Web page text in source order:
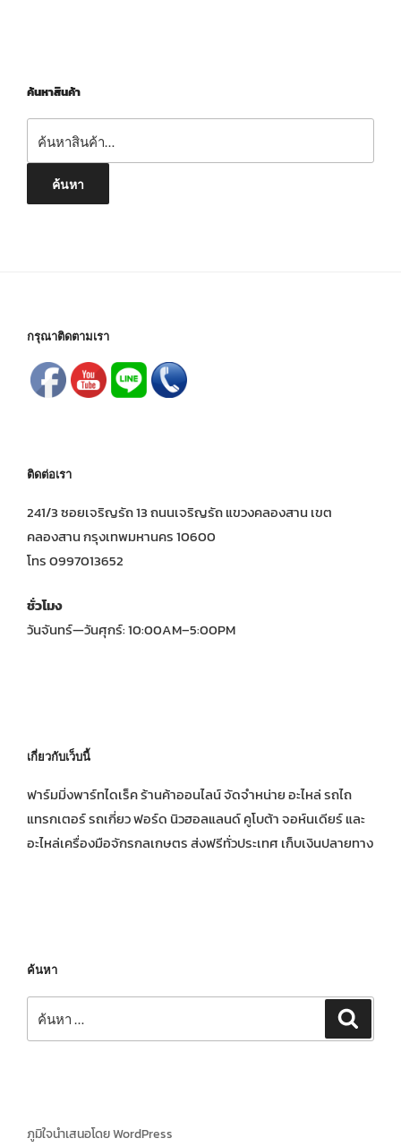
ค้นหาสินค้า
ค้นหา
กรุณาติดตามเรา
ติดต่อเรา
241/3 ซอยเจริญรัถ 13 ถนนเจริญรัถ แขวงคลองสาน เขต
คลองสาน กรุงเทพมหานคร 10600
โทร 0997013652
ชั่วโมง
วันจันทร์—วันศุกร์: 10:00AM–5:00PM
เกี่ยวกับเว็บนี้
ฟาร์มมิ่งพาร์ทไดเร็ค ร้านค้าออนไลน์ จัดจำหน่าย อะไหล่ รถไถ
แทรกเตอร์ รถเกี่ยว ฟอร์ด นิวฮอลแลนด์ คูโบต้า จอห์นเดียร์ และ
อะไหล่เครื่องมือจักรกลเกษตร ส่งฟรีทั่วประเทศ เก็บเงินปลายทาง
ค้นหา
ค้นหา:
ภูมิใจนำเสนอโดย WordPress